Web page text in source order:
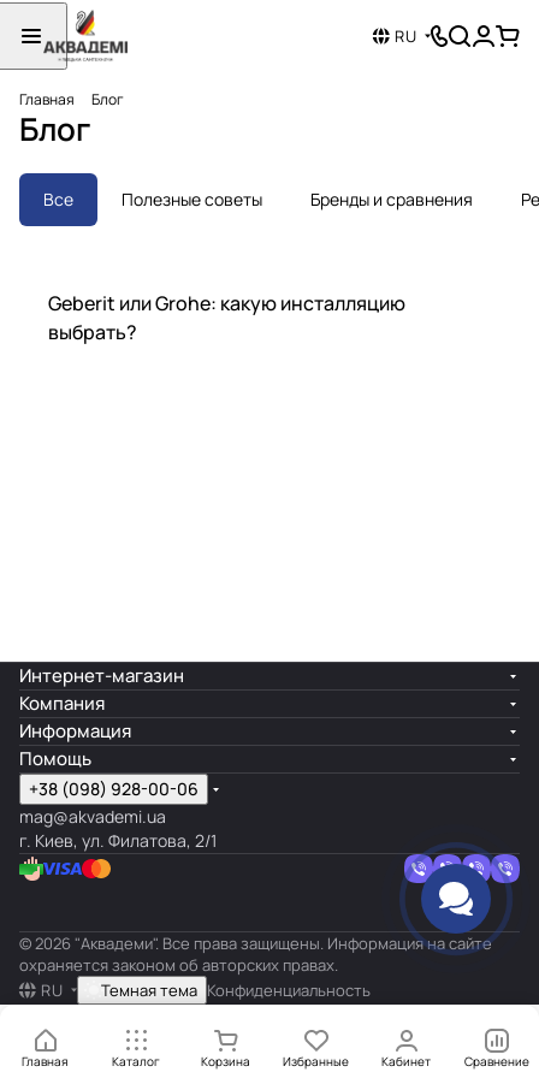
RU
Главная Блог
Блог
Все Полезные советы Бренды и сравнения
Бренды и сравнения
Geberit или Grohe: какую инсталляцию
выбрать?
Главная Каталог Корзина Избранные Кабинет Сравнение
Интернет-магазин
Компания
Информация
Помощь
+38 (098) 928-00-06
mag@akvademi.ua
г. Киев, ул. Филатова, 2/1
© 2026 "Аквадеми". Все права защищены. Информация на сайте
охраняется законом об авторских правах.
RU
Темная тема Конфиденциальность